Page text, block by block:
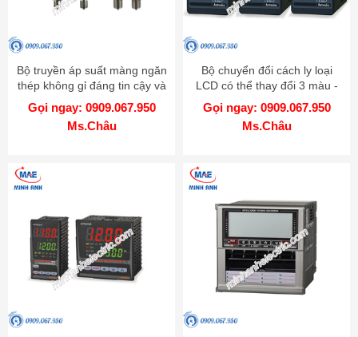
Bộ truyền áp suất màng ngăn
thép không gỉ đáng tin cậy và
chính xác cao - Model TPS20
Gọi ngay: 0909.067.950
Ms.Châu
Bộ chuyển đổi cách ly loại
LCD có thể thay đổi 3 màu -
Model CN-6000
Gọi ngay: 0909.067.950
Ms.Châu